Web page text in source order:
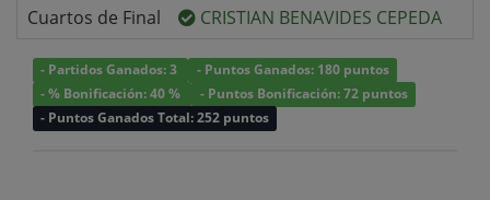
Cuartos de Final
CRISTIAN BENAVIDES CEPEDA
- Partidos Ganados: 3
- Puntos Ganados: 180 puntos
- % Bonificación: 40 %
- Puntos Bonificación: 72 puntos
- Puntos Ganados Total: 252 puntos